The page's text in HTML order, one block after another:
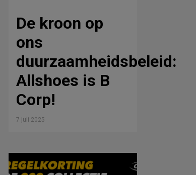
De kroon op
ons
duurzaamheidsbeleid:
Allshoes is B
Corp!
7 juli 2025